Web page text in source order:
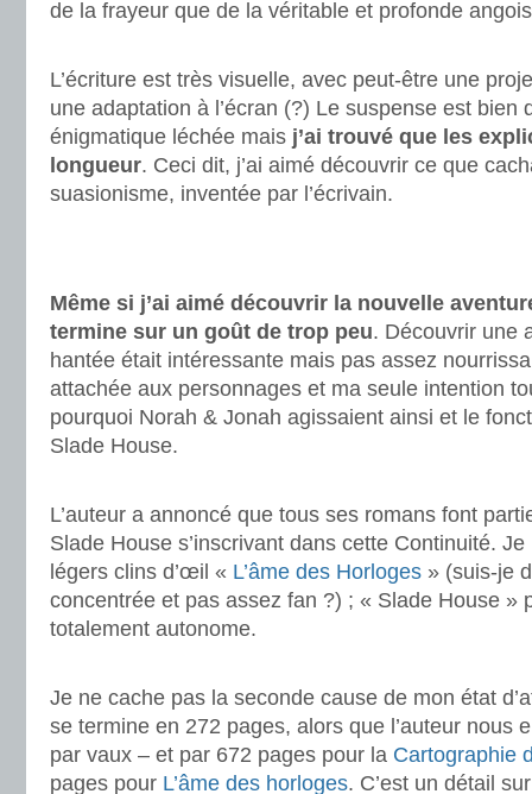
de la frayeur que de la véritable et profonde
L’écriture est très visuelle, avec peut-être une
une adaptation à l’écran (?) Le suspense est bien
énigmatique léchée mais j’ai trouvé que les
longueur. Ceci dit, j’ai aimé découvrir ce que
suasionisme, inventée par l’écrivain.
Même si j’ai aimé découvrir la nouvelle
termine sur un goût de trop peu. Découvrir une
hantée était intéressante mais pas assez
attachée aux personnages et ma seule intention
pourquoi Norah & Jonah agissaient ainsi et le
Slade House.
L’auteur a annoncé que tous ses romans font
Slade House s’inscrivant dans cette Continuité. Je
légers clins d’œil « L’âme des Horloges » (suis-je
concentrée et pas assez fan ?) ; « Slade House »
totalement autonome.
Je ne cache pas la seconde cause de mon état
se termine en 272 pages, alors que l’auteur nous
par vaux – et par 672 pages pour la Cartographie
pages pour L’âme des horloges. C’est un détail